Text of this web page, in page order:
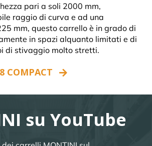
pari a soli 2000 mm,
raggio di curva e ad una
mm, questo carrello è in grado di
in spazi alquanto limitati e di
di stivaggio molto stretti.
COMPACT
su YouTube